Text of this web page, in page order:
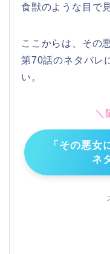
食獣のような目で
ここからは、その
第70話のネタバレ
い。
＼
「その悪女
ネ